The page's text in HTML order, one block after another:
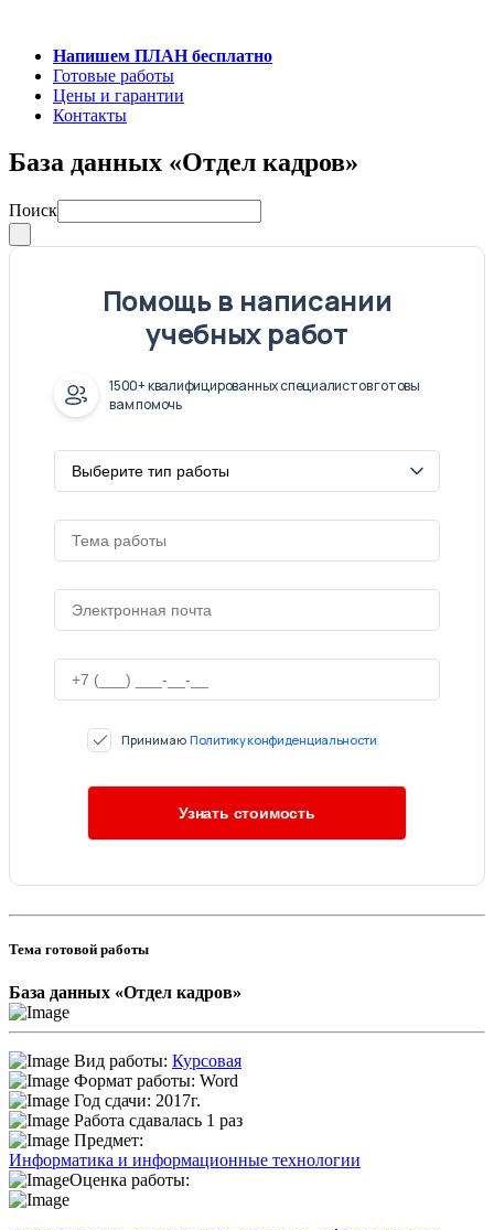
Напишем ПЛАН бесплатно
Готовые работы
Цены и гарантии
Контакты
База данных «Отдел кадров»
Поиск
Помощь в написании
учебных работ
1500+ квалифицированных специалистов готовы
вам помочь
Принимаю Политику конфиденциальности
Тема готовой работы
База данных «Отдел кадров»
Вид работы: Курсовая
Формат работы: Word
Год сдачи: 2017г.
Работа сдавалась 1 раз
Предмет:
Информатика и информационные технологии
Оценка работы: